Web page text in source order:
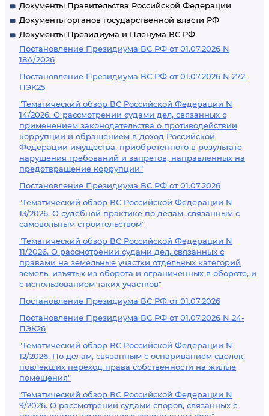
Документы Правительства Российской Федерации
Документы органов государственной власти РФ
Документы Президиума и Пленума ВС РФ
Постановление Президиума ВС РФ от 01.07.2026 N
18А/2026
Постановление Президиума ВС РФ от 01.07.2026 N 272-
ПЭК25
"Тематический обзор ВС Российской Федерации N
14/2026. О рассмотрении судами дел, связанных с
применением законодательства о противодействии
коррупции и обращением в доход Российской
Федерации имущества, приобретенного в результате
нарушения требований и запретов, направленных на
предотвращение коррупции"
Постановление Президиума ВС РФ от 01.07.2026
"Тематический обзор ВС Российской Федерации N
13/2026. О судебной практике по делам, связанным с
самовольным строительством"
"Тематический обзор ВС Российской Федерации N
11/2026. О рассмотрении судами дел, связанных с
правами на земельные участки отдельных категорий
земель, изъятых из оборота и ограниченных в обороте, и
с использованием таких участков"
Постановление Президиума ВС РФ от 01.07.2026
Постановление Президиума ВС РФ от 01.07.2026 N 24-
ПЭК26
"Тематический обзор ВС Российской Федерации N
12/2026. По делам, связанным с оспариванием сделок,
повлекших переход права собственности на жилые
помещения"
"Тематический обзор ВС Российской Федерации N
9/2026. О рассмотрении судами споров, связанных с